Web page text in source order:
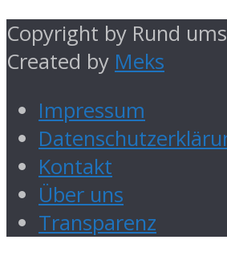
Copyright by Rund
Created by Meks
Impressum
Kontakt
Über uns
Transparenz